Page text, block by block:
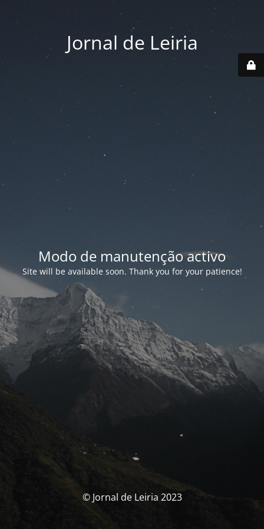
Jornal de Leiria
Modo de manutenção activo
Site will be available soon. Thank you for your patience!
© Jornal de Leiria 2023